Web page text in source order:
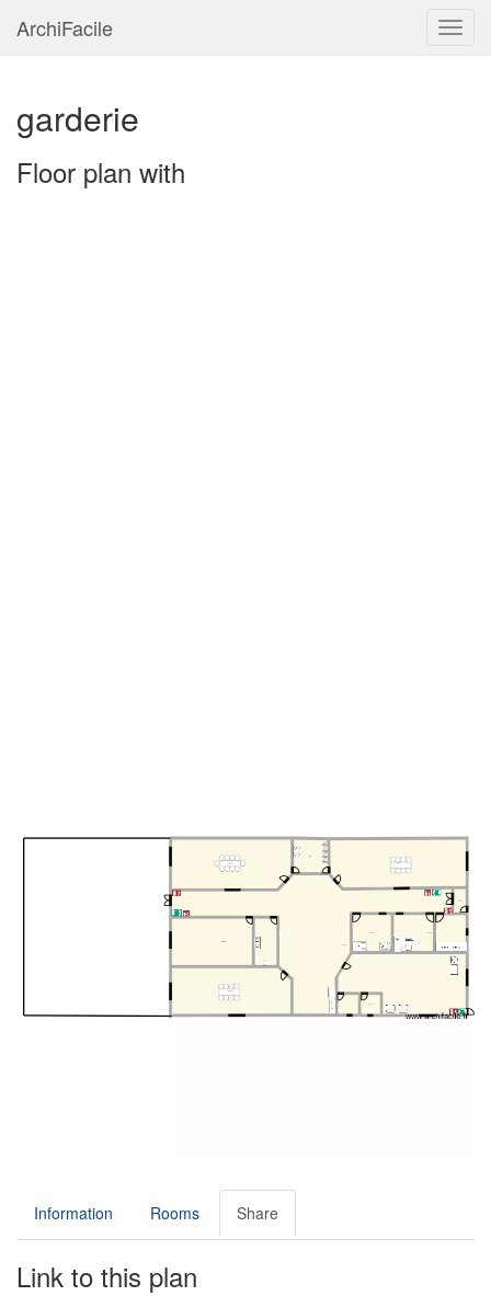
ArchiFacile
garderie
Floor plan with
Information Rooms Share
Link to this plan